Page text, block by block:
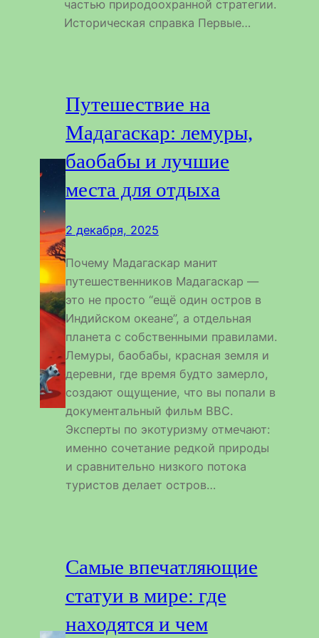
частью природоохранной стратегии.
Историческая справка Первые…
Путешествие на
Мадагаскар: лемуры,
баобабы и лучшие
места для отдыха
2 декабря, 2025
Почему Мадагаскар манит
путешественников Мадагаскар —
это не просто “ещё один остров в
Индийском океане”, а отдельная
планета с собственными правилами.
Лемуры, баобабы, красная земля и
деревни, где время будто замерло,
создают ощущение, что вы попали в
документальный фильм BBC.
Эксперты по экотуризму отмечают:
именно сочетание редкой природы
и сравнительно низкого потока
туристов делает остров…
Самые впечатляющие
статуи в мире: где
находятся и чем